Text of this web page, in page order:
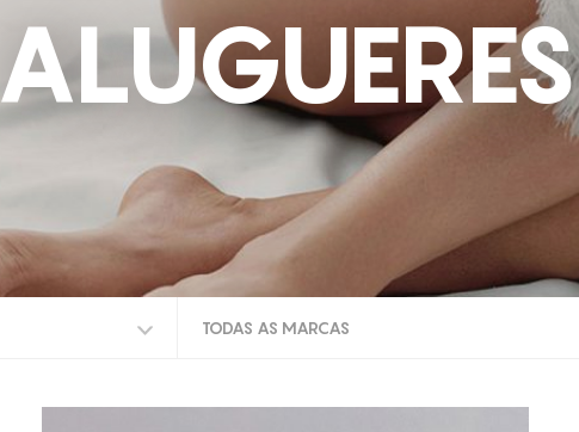
ALUGUERES
TODAS AS MARCAS
TODAS AS MARCAS